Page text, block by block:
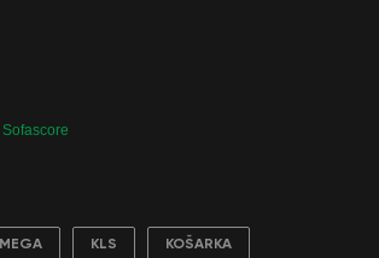
Sofascore
KLS KOŠARKA